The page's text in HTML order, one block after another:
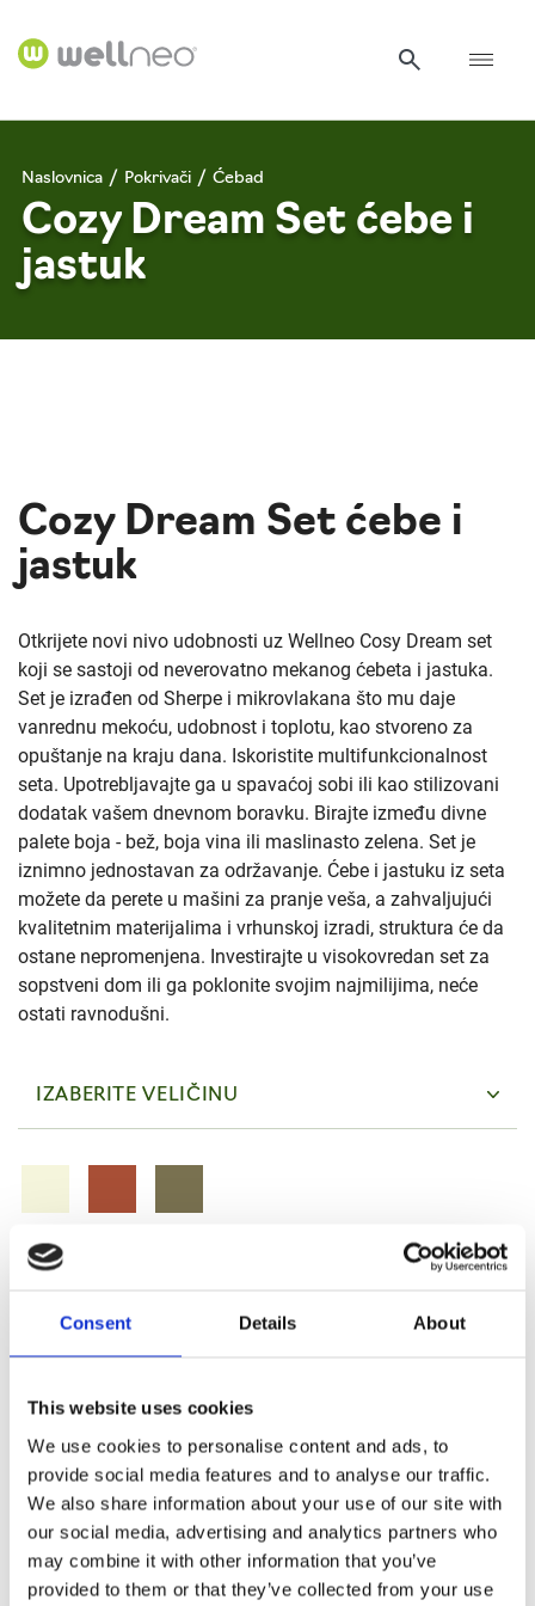
Consent Details About
This website uses cookies
We use cookies to personalise content and ads, to
provide social media features and to analyse our traffic.
We also share information about your use of our site with
our social media, advertising and analytics partners who
may combine it with other information that you’ve
provided to them or that they’ve collected from your use
Naslovnica / Pokrivači / Ćebad
Cozy Dream Set ćebe i
jastuk
Cozy Dream Set ćebe i
jastuk
Otkrijete novi nivo udobnosti uz Wellneo Cosy Dream set
koji se sastoji od neverovatno mekanog ćebeta i jastuka.
Set je izrađen od Sherpe i mikrovlakana što mu daje
vanrednu mekoću, udobnost i toplotu, kao stvoreno za
opuštanje na kraju dana. Iskoristite multifunkcionalnost
seta. Upotrebljavajte ga u spavaćoj sobi ili kao stilizovani
dodatak vašem dnevnom boravku. Birajte između divne
palete boja - bež, boja vina ili maslinasto zelena. Set je
iznimno jednostavan za održavanje. Ćebe i jastuku iz seta
možete da perete u mašini za pranje veša, a zahvaljujući
kvalitetnim materijalima i vrhunskoj izradi, struktura će da
ostane nepromenjena. Investirajte u visokovredan set za
sopstveni dom ili ga poklonite svojim najmilijima, neće
ostati ravnodušni.
IZABERITE VELIČINU
DETALJI PROIZVODA SPECIFIKACIJE
krem bijela / boja vina
Potražite u trgovinama